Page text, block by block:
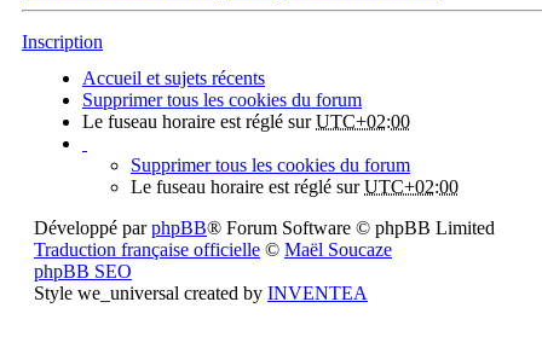
Inscription
Accueil et sujets récents
Supprimer tous les cookies du forum
Le fuseau horaire est réglé surUTC+02:00
Supprimer tous les cookies du forum
Le fuseau horaire est réglé surUTC+02:00
Développé parphpBB® Forum Software © phpBB Limited
Traduction française officielle © Maël Soucaze
phpBB SEO
Style we_universal created by INVENTEA